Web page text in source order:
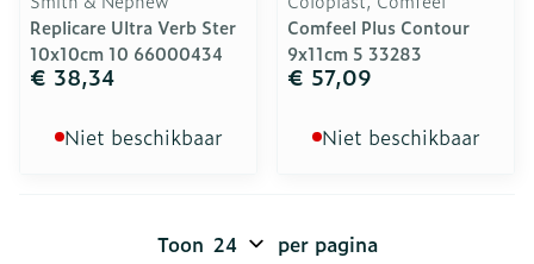
Replicare Ultra Verb Ster
10x10cm 10 66000434
€ 38,34
Niet beschikbaar
Comfeel Plus Contour
9x11cm 5 33283
€ 57,09
Niet beschikbaar
Toon per pagina